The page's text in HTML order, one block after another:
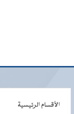
الأقسام الرئيسية